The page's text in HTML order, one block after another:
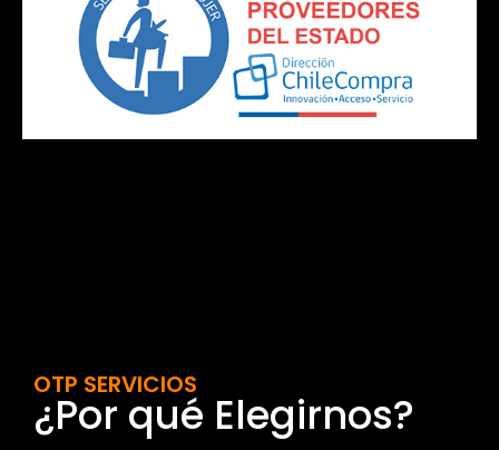
OTP SERVICIOS
¿Por qué Elegirnos?